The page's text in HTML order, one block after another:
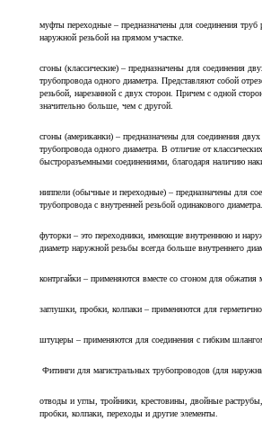
муфты переходные – предназначены для соединения труб
наружной резьбой на прямом участке.
сгоны (классические) – предназначены для соединения
трубопровода одного диаметра. Представляют собой
резьбой, нарезанной с двух сторон. Причем с одной
значительно больше, чем с другой.
сгоны (американки) – предназначены для соединения
трубопровода одного диаметра. В отличие от
быстроразъемными соединениями, благодаря наличию
ниппели (обычные и переходные) – предназначены для
трубопровода с внутренней резьбой одинакового диаметра.
футорки – это переходники, имеющие внутреннюю и
диаметр наружной резьбы всегда больше внутреннего
контргайки – применяются вместе со сгоном для обжатия
заглушки, пробки, колпаки – применяются для
штуцеры – применяются для соединения с гибким
Фитинги для магистральных трубопроводов (для
отводы и углы, тройники, крестовины, двойные
пробки, колпаки, переходы и другие элементы.